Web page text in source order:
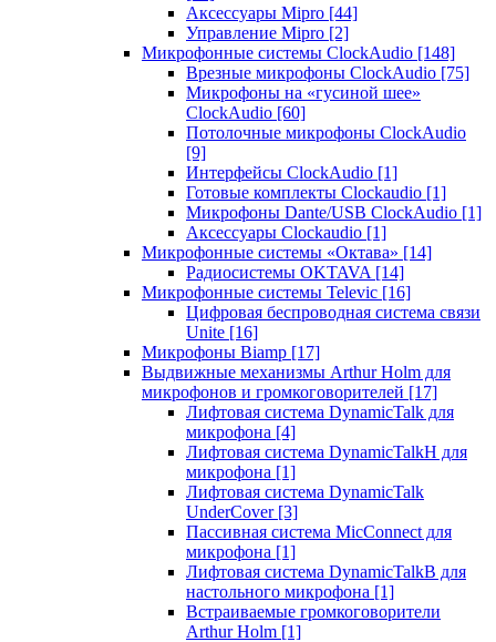
Аксессуары Mipro [44]
Управление Mipro [2]
Микрофонные системы ClockAudio [148]
Врезные микрофоны ClockAudio [75]
Микрофоны на «гусиной шее»
ClockAudio [60]
Потолочные микрофоны ClockAudio
[9]
Интерфейсы ClockAudio [1]
Готовые комплекты Clockaudio [1]
Микрофоны Dante/USB ClockAudio [1]
Аксессуары Clockaudio [1]
Микрофонные системы «Октава» [14]
Радиосистемы OKTAVA [14]
Микрофонные системы Televic [16]
Цифровая беспроводная система связи
Unite [16]
Микрофоны Biamp [17]
Выдвижные механизмы Arthur Holm для
микрофонов и громкоговорителей [17]
Лифтовая система DynamicTalk для
микрофона [4]
Лифтовая система DynamicTalkH для
микрофона [1]
Лифтовая система DynamicTalk
UnderCover [3]
Пассивная система MicConnect для
микрофона [1]
Лифтовая система DynamicTalkB для
настольного микрофона [1]
Встраиваемые громкоговорители
Arthur Holm [1]